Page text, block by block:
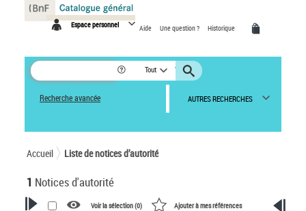
Espace personnel Aide Une question ? Historique
Tout
Recherche avancée AUTRES RECHERCHES
Accueil Liste de notices d’autorité
1 Notices d'autorité
Voir la sélection (0) Ajouter à mes références
Panneau de gestion des cookies